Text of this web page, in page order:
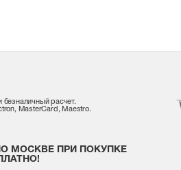
безналичный расчет.
MasterCard, Maestro.
МОСКВЕ ПРИ ПОКУПКЕ